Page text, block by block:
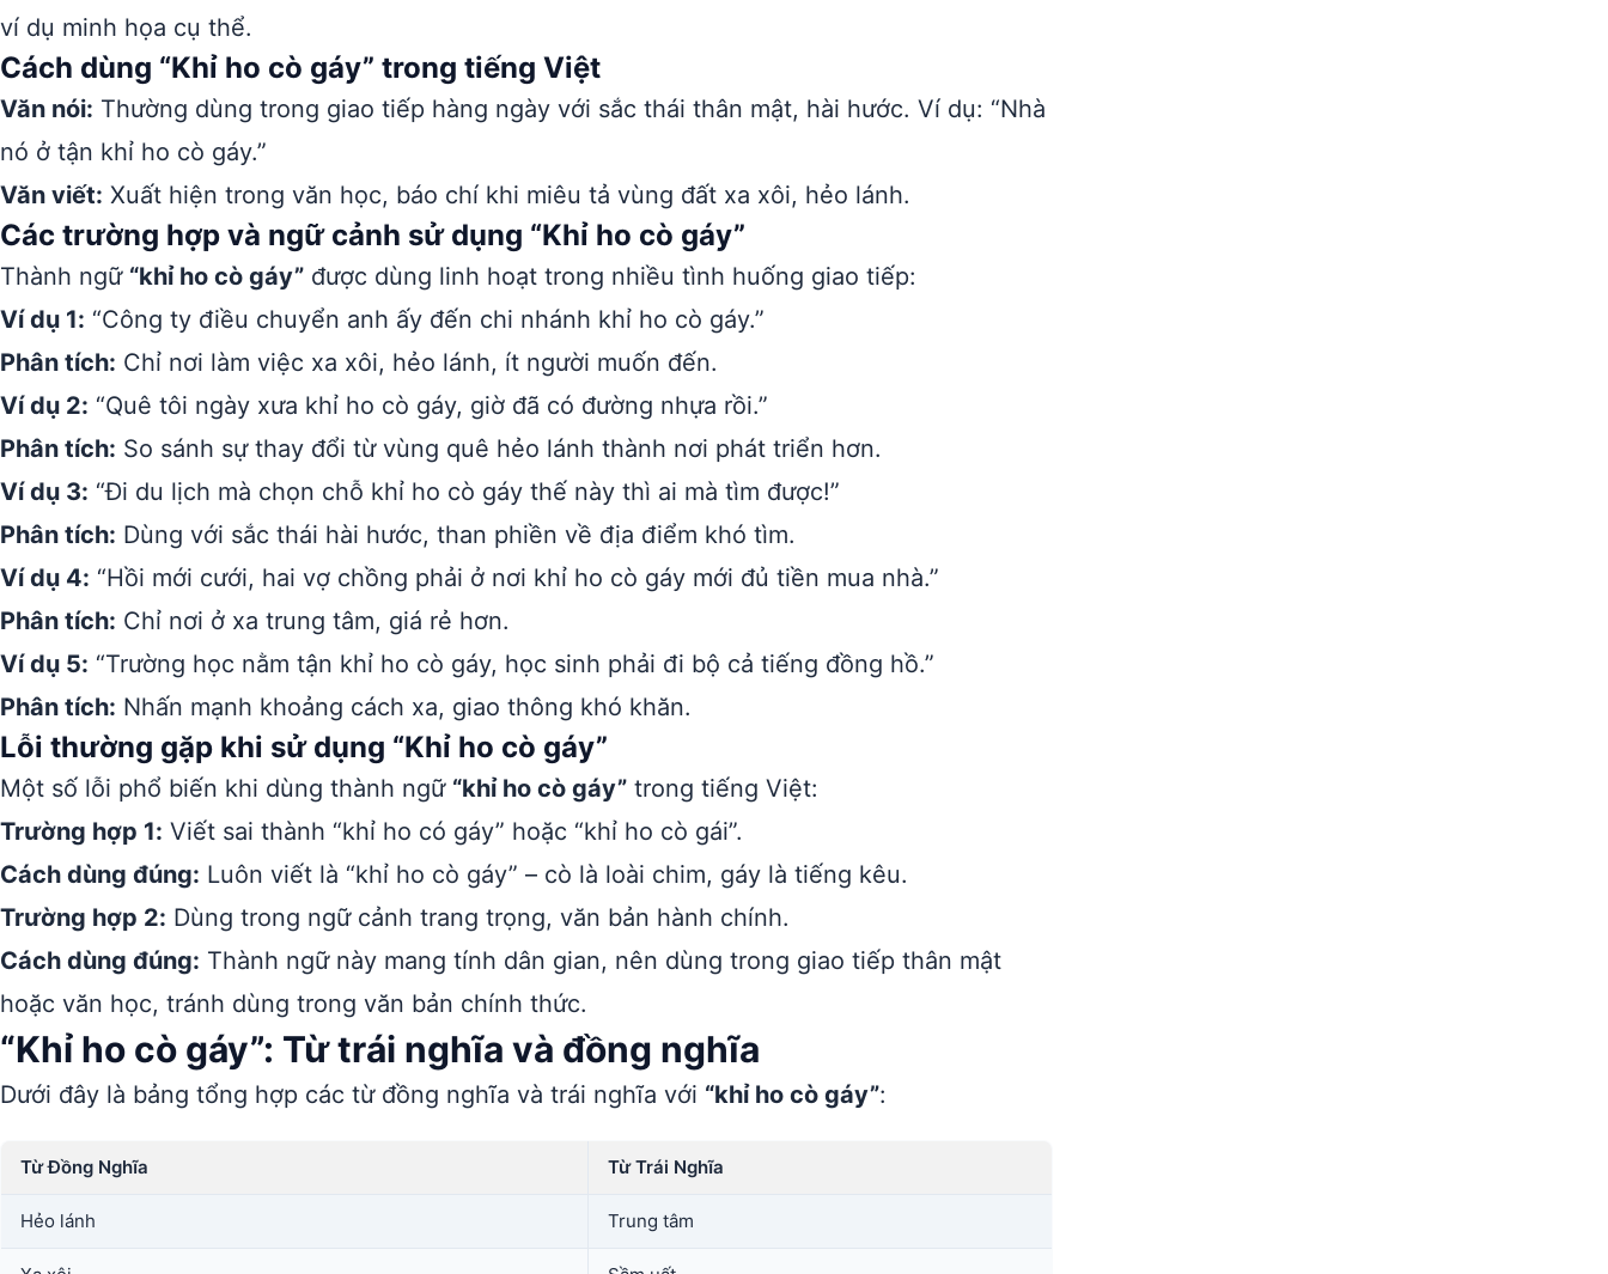
ví dụ minh họa cụ thể.
Cách dùng “Khỉ ho cò gáy” trong tiếng Việt
Văn nói: Thường dùng trong giao tiếp hàng ngày với sắc thái thân mật, hài hước. Ví dụ: “Nhà
nó ở tận khỉ ho cò gáy.”
Văn viết: Xuất hiện trong văn học, báo chí khi miêu tả vùng đất xa xôi, hẻo lánh.
Các trường hợp và ngữ cảnh sử dụng “Khỉ ho cò gáy”
Thành ngữ “khỉ ho cò gáy” được dùng linh hoạt trong nhiều tình huống giao tiếp:
Ví dụ 1: “Công ty điều chuyển anh ấy đến chi nhánh khỉ ho cò gáy.”
Phân tích: Chỉ nơi làm việc xa xôi, hẻo lánh, ít người muốn đến.
Ví dụ 2: “Quê tôi ngày xưa khỉ ho cò gáy, giờ đã có đường nhựa rồi.”
Phân tích: So sánh sự thay đổi từ vùng quê hẻo lánh thành nơi phát triển hơn.
Ví dụ 3: “Đi du lịch mà chọn chỗ khỉ ho cò gáy thế này thì ai mà tìm được!”
Phân tích: Dùng với sắc thái hài hước, than phiền về địa điểm khó tìm.
Ví dụ 4: “Hồi mới cưới, hai vợ chồng phải ở nơi khỉ ho cò gáy mới đủ tiền mua nhà.”
Phân tích: Chỉ nơi ở xa trung tâm, giá rẻ hơn.
Ví dụ 5: “Trường học nằm tận khỉ ho cò gáy, học sinh phải đi bộ cả tiếng đồng hồ.”
Phân tích: Nhấn mạnh khoảng cách xa, giao thông khó khăn.
Lỗi thường gặp khi sử dụng “Khỉ ho cò gáy”
Một số lỗi phổ biến khi dùng thành ngữ “khỉ ho cò gáy” trong tiếng Việt:
Trường hợp 1: Viết sai thành “khỉ ho có gáy” hoặc “khỉ ho cò gái”.
Cách dùng đúng: Luôn viết là “khỉ ho cò gáy” – cò là loài chim, gáy là tiếng kêu.
Trường hợp 2: Dùng trong ngữ cảnh trang trọng, văn bản hành chính.
Cách dùng đúng: Thành ngữ này mang tính dân gian, nên dùng trong giao tiếp thân mật
hoặc văn học, tránh dùng trong văn bản chính thức.
“Khỉ ho cò gáy”: Từ trái nghĩa và đồng nghĩa
Dưới đây là bảng tổng hợp các từ đồng nghĩa và trái nghĩa với “khỉ ho cò gáy”:
Từ Đồng Nghĩa Từ Trái Nghĩa
Hẻo lánh Trung tâm